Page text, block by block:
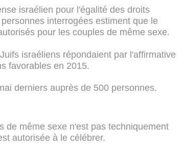
israélien pour l'égalité des droits
interrogées estiment que le
pour les couples de même sexe.
israéliens répondaient par l'affirmative
favorables en 2015.
derniers auprès de 500 personnes.
de même sexe n'est pas techniquement
autorisée à le célébrer.